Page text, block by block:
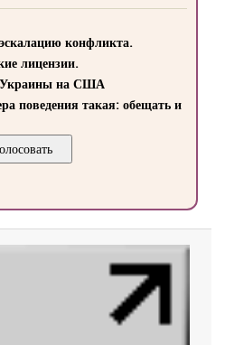
конфликта.
лицензии.
Украины на США
поведения такая: обещать и